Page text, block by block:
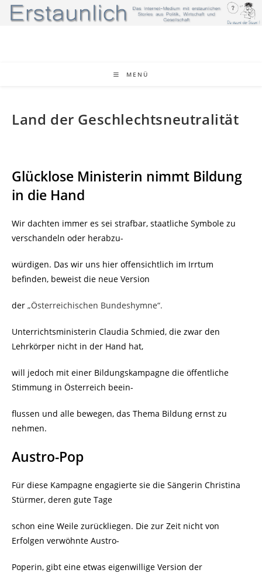
Zum
Inhalt
MENÜ
Land der Geschlechtsneutralität
Glücklose Ministerin nimmt Bildung
in die Hand
Wir dachten immer es sei strafbar, staatliche Symbole zu
verschandeln oder herabzu-
würdigen. Das wir uns hier offensichtlich im Irrtum
befinden, beweist die neue Version
der „Österreichischen Bundeshymne“.
Unterrichtsministerin Claudia Schmied, die zwar den
Lehrkörper nicht in der Hand hat,
will jedoch mit einer Bildungskampagne die öffentliche
Stimmung in Österreich beein-
flussen und alle bewegen, das Thema Bildung ernst zu
nehmen.
Austro-Pop
Für diese Kampagne engagierte sie die Sängerin Christina
Stürmer, deren gute Tage
schon eine Weile zurückliegen. Die zur Zeit nicht von
Erfolgen verwöhnte Austro-
Poperin, gibt eine etwas eigenwillige Version der